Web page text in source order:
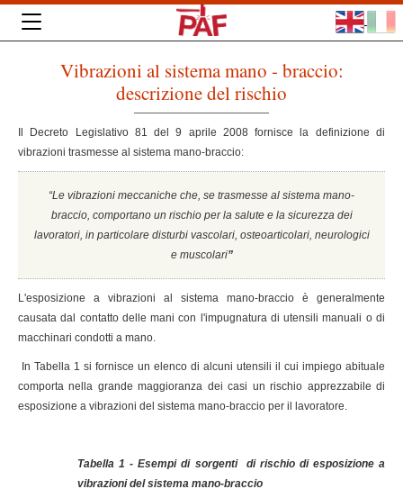
Vibrazioni al sistema mano - braccio:
descrizione del rischio
Il Decreto Legislativo 81 del 9 aprile 2008 fornisce la definizione di
vibrazioni trasmesse al sistema mano-braccio:
“Le vibrazioni meccaniche che, se trasmesse al sistema mano-
braccio, comportano un rischio per la salute e la sicurezza dei
lavoratori, in particolare disturbi vascolari, osteoarticolari, neurologici
e muscolari”
L'esposizione a vibrazioni al sistema mano-braccio è generalmente
causata dal contatto delle mani con l'impugnatura di utensili manuali o di
macchinari condotti a mano.
In Tabella 1 si fornisce un elenco di alcuni utensili il cui impiego abituale
comporta nella grande maggioranza dei casi un rischio apprezzabile di
esposizione a vibrazioni del sistema mano-braccio per il lavoratore.
Tabella 1 - Esempi di sorgenti di rischio di esposizione a
vibrazioni del sistema mano-braccio